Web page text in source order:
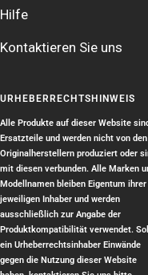
Hilfe
Kontaktieren Sie uns
URHEBERRECHTSHINWEIS
Alle Produkte auf dieser Website
Ersatzteile und werden nicht von den
Originalherstellern produziert oder
mit diesen verbunden. Alle Marken
Modellnamen bleiben Eigentum ihrer
jeweiligen Inhaber und werden
ausschließlich zur Angabe der
Produktkompatibilität verwendet.
ein Urheberrechtsinhaber Einwände
gegen die Nutzung dieser Website